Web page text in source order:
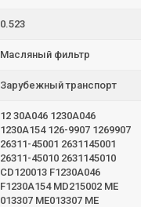
0.523
Масляный фильтр
Зарубежный транспорт
12 30A046 1230A046
1230A154 126-9907 1269907
26311-45001 2631145001
26311-45010 2631145010
CD120013 F1230A046
F1230A154 MD215002 ME
013307 ME013307 ME